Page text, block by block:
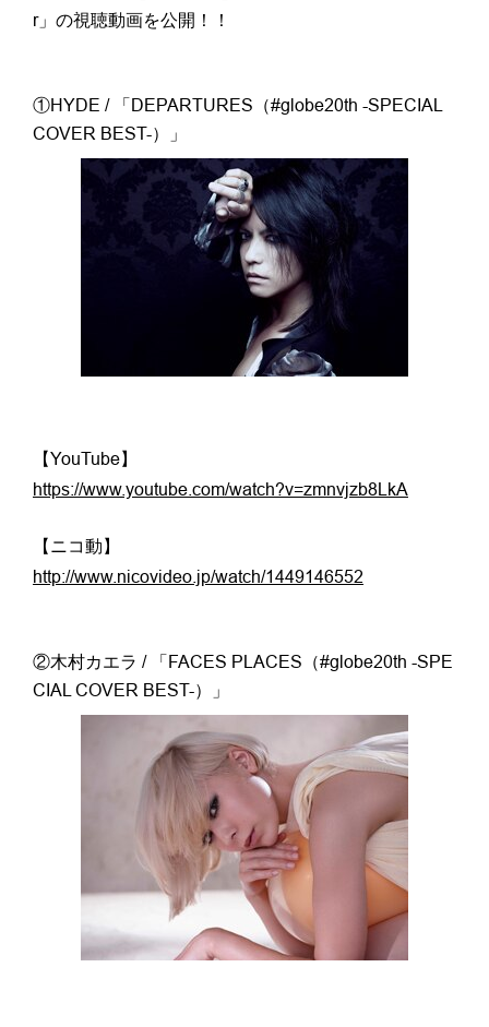
r」の視聴動画を公開！！
①HYDE / 「DEPARTURES（#globe20th -SPECIAL
COVER BEST-）」
【YouTube】
https://www.youtube.com/watch?v=zmnvjzb8LkA
【ニコ動】
http://www.nicovideo.jp/watch/1449146552
②木村カエラ / 「FACES PLACES（#globe20th -SPE
CIAL COVER BEST-）」